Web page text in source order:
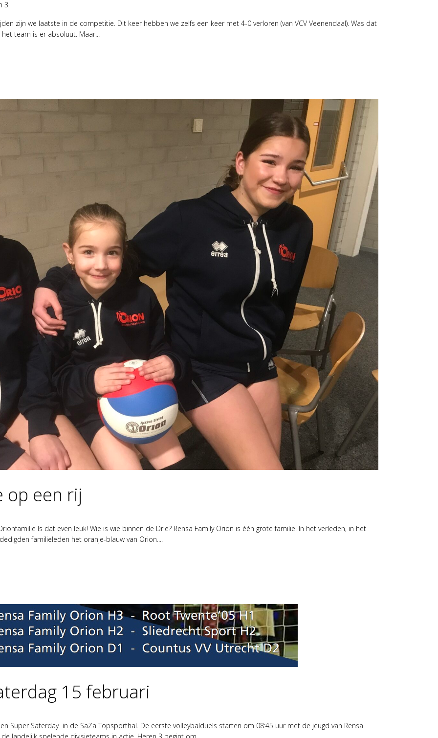
3
zijn we laatste in de competitie. Dit keer hebben we zelfs een keer met 4-0 verloren (van VCV Veenendaal). Was dat
team is er absoluut. Maar...
op een rij
Is dat even leuk! Wie is wie binnen de Drie? Rensa Family Orion is één grote familie. In het verleden, in het
familieleden het oranje-blauw van Orion....
15 februari
Super Saterday in de SaZa Topsporthal. De eerste volleybalduels starten om 08:45 uur met de jeugd van Rensa